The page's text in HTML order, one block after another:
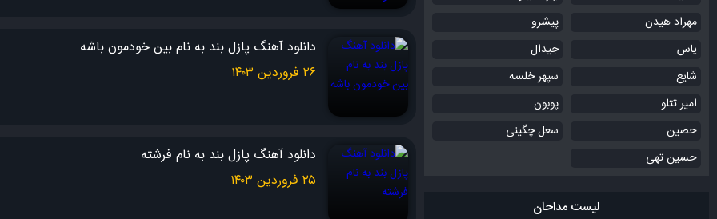
دوسش دارم…
اون قلب منــو آتیش می زنه
دانلود آهنگ پازل بند به نام بین خودمون باشه
۲۶ فروردین ۱۴۰۳
دانلود آهنگ پازل بند به نام فرشته
۲۵ فروردین ۱۴۰۳
مهراد هیدن
پیشرو
یاس
جیدال
شایع
سپهر خلسه
امیر تتلو
پوبون
حصین
سعل چگینی
حسین تهی
لیست مداحان